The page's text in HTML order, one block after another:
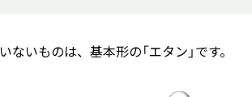
いものは、基本形の「エタン」です。